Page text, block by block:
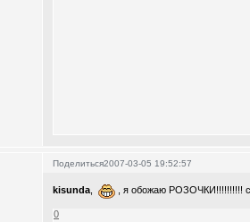
Поделиться2007-03-05 19:52:57
kisunda , , я обожаю РОЗОЧКИ!!!!!!!!!!
0